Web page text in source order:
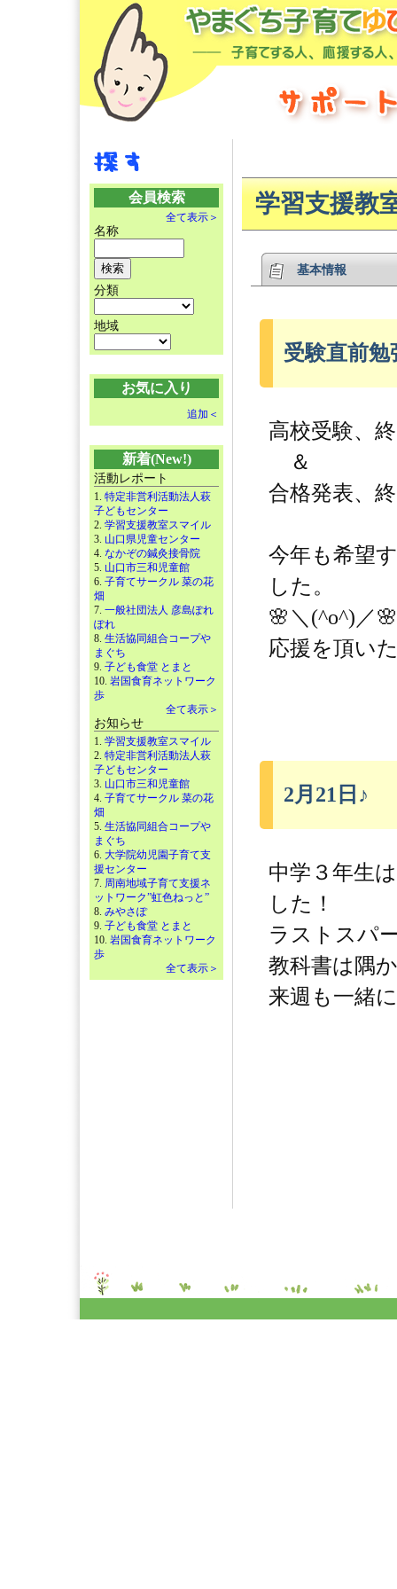
会員検索
全て表示＞
名称
分類
地域
お気に入り
追加＜
新着(New!)
活動レポート
1. 特定非営利活動法人萩
子どもセンター
2. 学習支援教室スマイル
3. 山口県児童センター
4. なかぞの鍼灸接骨院
5. 山口市三和児童館
6. 子育てサークル 菜の花
畑
7. 一般社団法人 彦島ぽれ
ぽれ
8. 生活協同組合コープや
まぐち
9. 子ども食堂 とまと
10. 岩国食育ネットワーク
歩
全て表示＞
お知らせ
1. 学習支援教室スマイル
2. 特定非営利活動法人萩
子どもセンター
3. 山口市三和児童館
4. 子育てサークル 菜の花
畑
5. 生活協同組合コープや
まぐち
6. 大学院幼児園子育て支
援センター
7. 周南地域子育て支援ネ
ットワーク”虹色ねっと”
8. みやさぽ
9. 子ども食堂 とまと
10. 岩国食育ネットワーク
歩
全て表示＞
学習支援教
基本情報
受験直前勉
高校受験、
＆
合格発表、
今年も希望
した。
🌸＼(^o^)／
応援を頂い
2月21日♪
中学３年生
した！
ラストスパ
教科書は隅
来週も一緒